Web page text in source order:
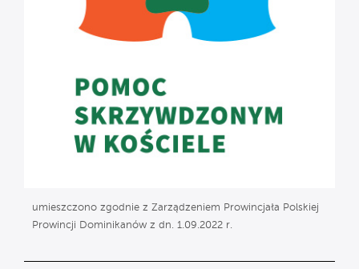
umieszczono zgodnie z Zarządzeniem Prowincjała Polskiej
Prowincji Dominikanów z dn. 1.09.2022 r.